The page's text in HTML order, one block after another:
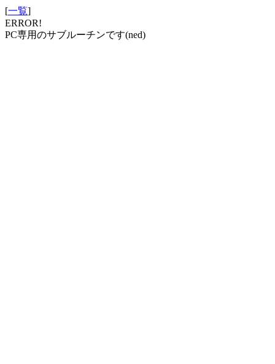
[一覧]
ERROR!
PC専用のサブルーチンです(ned)